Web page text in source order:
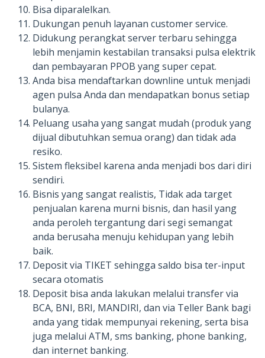
Bisa diparalelkan.
Dukungan penuh layanan customer service.
Didukung perangkat server terbaru sehingga
lebih menjamin kestabilan transaksi pulsa elektrik
dan pembayaran PPOB yang super cepat.
Anda bisa mendaftarkan downline untuk menjadi
agen pulsa Anda dan mendapatkan bonus setiap
bulanya.
Peluang usaha yang sangat mudah (produk yang
dijual dibutuhkan semua orang) dan tidak ada
resiko.
Sistem fleksibel karena anda menjadi bos dari diri
sendiri.
Bisnis yang sangat realistis, Tidak ada target
penjualan karena murni bisnis, dan hasil yang
anda peroleh tergantung dari segi semangat
anda berusaha menuju kehidupan yang lebih
baik.
Deposit via TIKET sehingga saldo bisa ter-input
secara otomatis
Deposit bisa anda lakukan melalui transfer via
BCA, BNI, BRI, MANDIRI, dan via Teller Bank bagi
anda yang tidak mempunyai rekening, serta bisa
juga melalui ATM, sms banking, phone banking,
dan internet banking.